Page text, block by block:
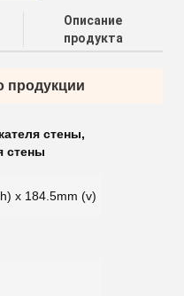
Описание
продукта
продукции
стены,
стены
x 184.5mm (v)